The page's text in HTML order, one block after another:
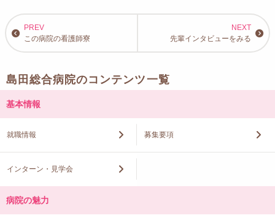
この病院の看護師寮 先輩インタビューをみる
島田総合病院のコンテンツ一覧
基本情報
就職情報 募集要項
インターン・見学会
病院の魅力